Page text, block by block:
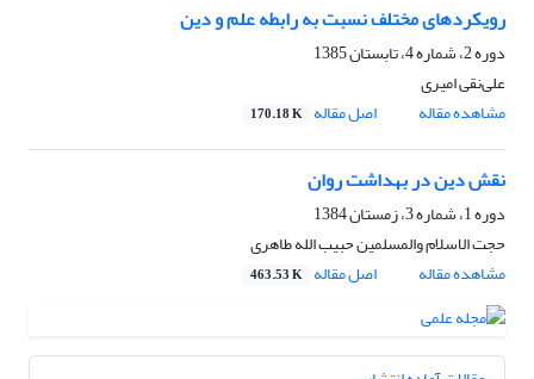
رویکردهای مختلف نسبت به رابطه علم و دین
دوره 2، شماره 4، تابستان 1385
علی‌نقی امیری
مشاهده مقاله
اصل مقاله 170.18 K
نقش دین در بهداشت روان
دوره 1، شماره 3، زمستان 1384
حجت الاسلام والمسلمین حبیب الله طاهری
مشاهده مقاله
اصل مقاله 463.53 K